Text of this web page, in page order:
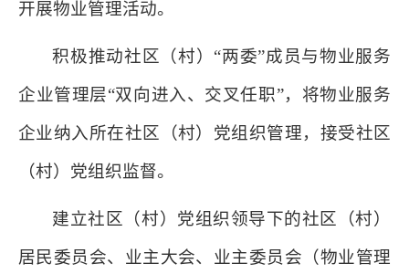
开展物业管理活动。
积极推动社区（村）“两委”成员与物业服务
企业管理层“双向进入、交叉任职”，将物业服务
企业纳入所在社区（村）党组织管理，接受社区
（村）党组织监督。
建立社区（村）党组织领导下的社区（村）
居民委员会、业主大会、业主委员会（物业管理